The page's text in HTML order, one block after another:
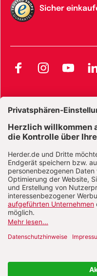
Sicher
FacebookInstagramYouTube
Datenschutz Social Media